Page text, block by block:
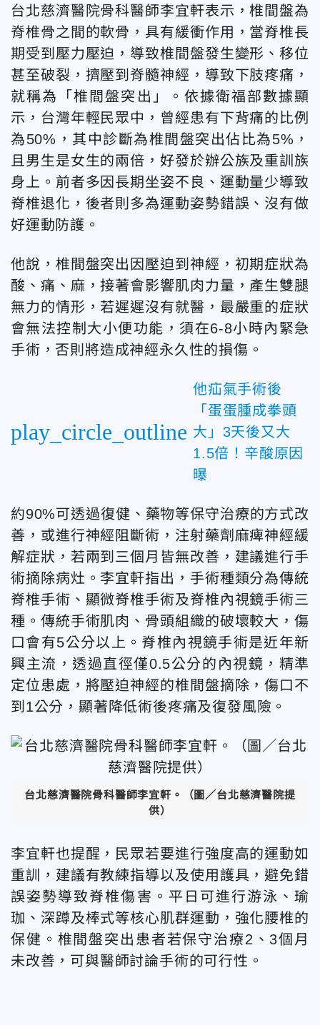
台北慈濟醫院骨科醫師李宜軒表示，椎間盤為
脊椎骨之間的軟骨，具有緩衝作用，當脊椎長
期受到壓力壓迫，導致椎間盤發生變形、移位
甚至破裂，擠壓到脊髓神經，導致下肢疼痛，
就稱為「椎間盤突出」。依據衛福部數據顯
示，台灣年輕民眾中，曾經患有下背痛的比例
為50%，其中診斷為椎間盤突出佔比為5%，
且男生是女生的兩倍，好發於辦公族及重訓族
身上。前者多因長期坐姿不良、運動量少導致
脊椎退化，後者則多為運動姿勢錯誤、沒有做
好運動防護。
他說，椎間盤突出因壓迫到神經，初期症狀為
酸、痛、麻，接著會影響肌肉力量，產生雙腿
無力的情形，若遲遲沒有就醫，最嚴重的症狀
會無法控制大小便功能，須在6-8小時內緊急
手術，否則將造成神經永久性的損傷。
play_circle_outline
他疝氣手術後
「蛋蛋腫成拳頭
大」3天後又大
1.5倍！辛酸原因
曝
約90%可透過復健、藥物等保守治療的方式改
善，或進行神經阻斷術，注射藥劑麻痺神經緩
解症狀，若兩到三個月皆無改善，建議進行手
術摘除病灶。李宜軒指出，手術種類分為傳統
脊椎手術、顯微脊椎手術及脊椎內視鏡手術三
種。傳統手術肌肉、骨頭組織的破壞較大，傷
口會有5公分以上。脊椎內視鏡手術是近年新
興主流，透過直徑僅0.5公分的內視鏡，精準
定位患處，將壓迫神經的椎間盤摘除，傷口不
到1公分，顯著降低術後疼痛及復發風險。
台北慈濟醫院骨科醫師李宜軒。（圖／台北慈濟醫院提
供）
李宜軒也提醒，民眾若要進行強度高的運動如
重訓，建議有教練指導以及使用護具，避免錯
誤姿勢導致脊椎傷害。平日可進行游泳、瑜
珈、深蹲及棒式等核心肌群運動，強化腰椎的
保健。椎間盤突出患者若保守治療2、3個月
未改善，可與醫師討論手術的可行性。